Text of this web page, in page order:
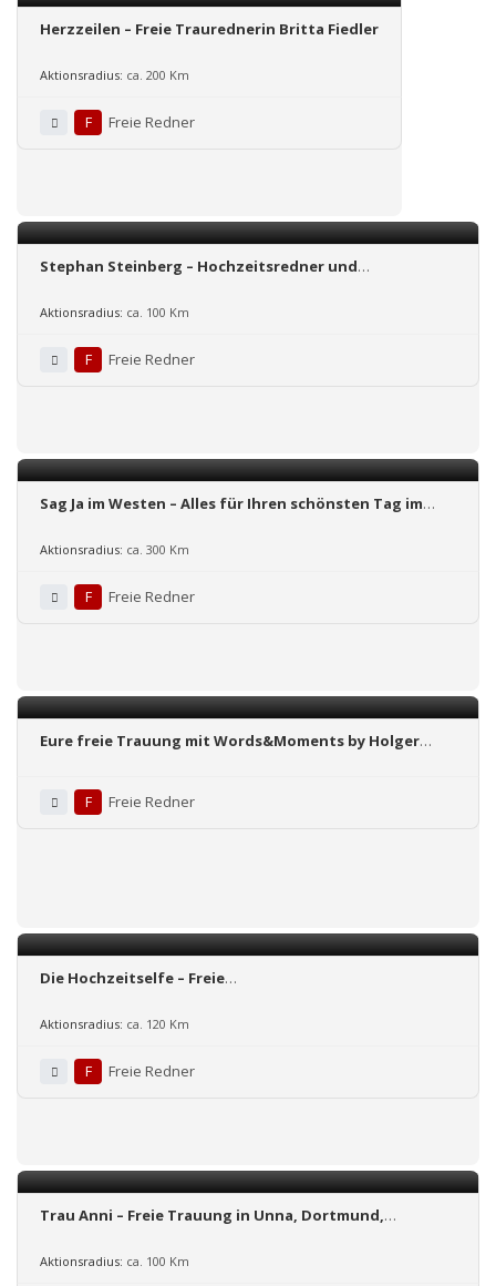
Herzzeilen – Freie Traurednerin Britta Fiedler
Aktionsradius: ca. 200 Km
F Freie Redner
Stephan Steinberg – Hochzeitsredner und
Aktionsradius: ca. 100 Km
F Freie Redner
Sag Ja im Westen – Alles für Ihren schönsten Tag im
Aktionsradius: ca. 300 Km
F Freie Redner
Eure freie Trauung mit Words&Moments by Holger
F
Freie Redner
Die Hochzeitselfe – Freie
Aktionsradius: ca. 120 Km
F Freie Redner
Trau Anni – Freie Trauung in Unna, Dortmund,
Aktionsradius: ca. 100 Km